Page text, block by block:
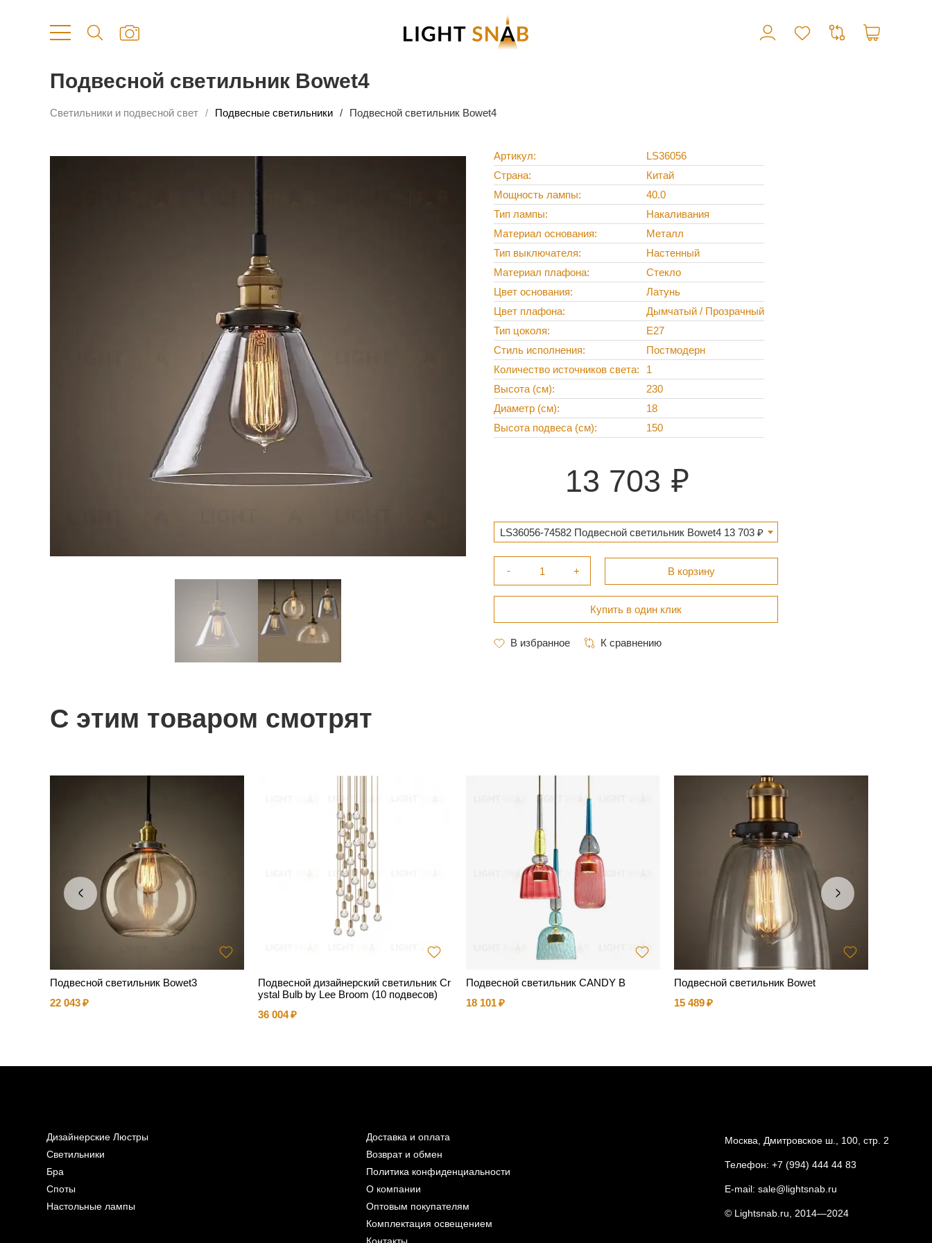
Подвесной светильник Bowet4
Светильники и подвесной свет Подвесные светильники Подвесной светильник Bowet4
Артикул
LS36056
Страна
Китай
Мощность лампы
40.0
Тип лампы
Накаливания
Материал основания
Металл
Тип выключателя
Настенный
Материал плафона
Стекло
Цвет основания
Латунь
Цвет плафона
Дымчатый / Прозрачный
Тип цоколя
E27
Стиль исполнения
Постмодерн
Количество источников света
1
Высота (см)
230
Диаметр (см)
18
Высота подвеса (см)
150
13 703
LS36056-74582 Подвесной светильник Bowet4 13 703 ₽
С этим товаром смотрят
Подвесной светильник Bowet3
22 043
Подвесной дизайнерский светильник Cr
ystal Bulb by Lee Broom (10 подвесов)
36 004
Подвесной светильник CANDY B
18 101
Подвесной светильник Bowet
15 489
Дизайнерские Люстры
Светильники
Бра
Споты
Настольные лампы
Доставка и оплата
Возврат и обмен
Политика конфиденциальности
О компании
Оптовым покупателям
Комплектация освещением
Москва, Дмитровское ш., 100, стр. 2
Телефон: +7 (994) 444 44 83
E-mail: sale@lightsnab.ru
© Lightsnab.ru, 2014—2024